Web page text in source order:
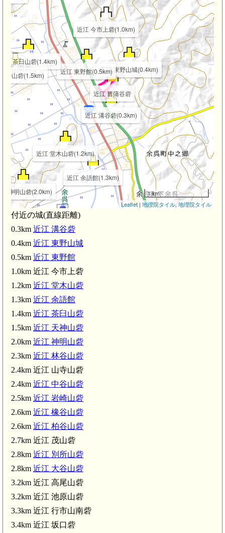
余呉駅(2.2km)
近江 菖蒲谷砦
近江 溝谷砦(0.3km)
近江 東野山城(0.4km)
近江 東野館(0.5km)
近江 今市上砦(1.0km)
近江 堂木山砦(1.2km)
近江 余語館(1.3km)
江 茶臼山砦(1.4km)
神山砦(1.5km)
神明山砦(2.0km)
近江 大岩山砦(3.5km)
1 km
Leaflet | 地理院タイル,地理院タイル
付近の城(直線距離)
0.3km 近江 溝谷砦
0.4km 近江 東野山城
0.5km 近江 東野館
1.0km 近江 今市上砦
1.2km 近江 堂木山砦
1.3km 近江 余語館
1.4km 近江 茶臼山砦
1.5km 近江 天神山砦
2.0km 近江 神明山砦
2.3km 近江 林谷山砦
2.4km 近江 山寺山砦
2.4km 近江 中谷山砦
2.5km 近江 岩崎山砦
2.6km 近江 橡谷山砦
2.6km 近江 柏谷山砦
2.7km 近江 茂山砦
2.8km 近江 別所山砦
2.8km 近江 大谷山砦
3.2km 近江 高尾山砦
3.2km 近江 池原山砦
3.3km 近江 行市山南砦
3.4km 近江 坂口砦